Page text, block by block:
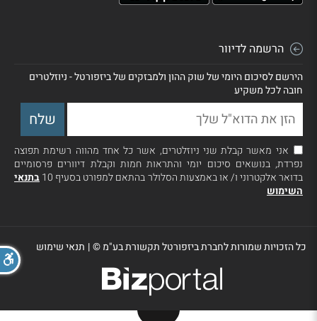
הרשמה לדיוור
הירשם לסיכום היומי של שוק ההון ולמבזקים של ביזפורטל - ניוזלטרים
חובה לכל משקיע
אני מאשר קבלת שני ניוזלטרים, אשר כל אחד מהווה רשימת תפוצה
נפרדת, בנושאים סיכום יומי והתראות חמות וקבלת דיוורים פרסומיים
בדואר אלקטרוני ו/ או באמצעות הסלולר בהתאם למפורט בסעיף 10
בתנאי
השימוש
כל הזכויות שמורות לחברת ביזפורטל תקשורת בע"מ ©| תנאי שימוש